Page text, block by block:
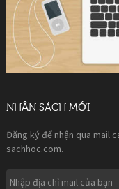
NHẬN SÁCH MỚI
Đăng ký để nhận qua mail
sachhoc.com.